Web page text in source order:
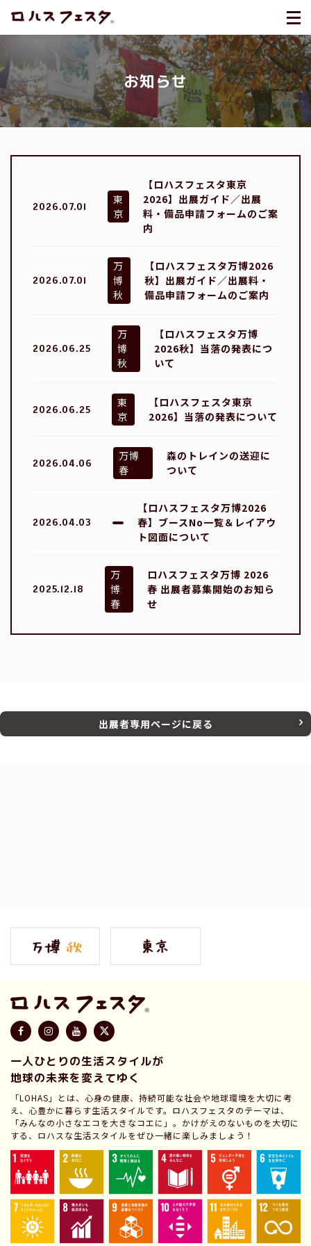
お知らせ
2026.07.01
東
京
【ロハスフェスタ東京
2026】出展ガイド／出展
料・備品申請フォームのご案
内
2026.07.01
万
博
秋
【ロハスフェスタ万博2026
秋】出展ガイド／出展料・
備品申請フォームのご案内
2026.06.25
万
博
秋
【ロハスフェスタ万博
2026秋】当落の発表につ
いて
2026.06.25
東
京
【ロハスフェスタ東京
2026】当落の発表について
2026.04.06
万博
春
森のトレインの送迎に
ついて
2026.04.03
【ロハスフェスタ万博2026
春】ブースNo一覧＆レイアウ
ト図面について
2025.12.18
万
博
春
ロハスフェスタ万博 2026
春 出展者募集開始のお知ら
せ
出展者専用ページに戻る
一人ひとりの生活スタイルが
地球の未来を変えてゆく
「LOHAS」とは、心身の健康、持続可能な社会や地球環境を大切に考
え、心豊かに暮らす生活スタイルです。ロハスフェスタのテーマは、
「みんなの小さなエコを大きなコエに」。かけがえのないものを大切に
する、ロハスな生活スタイルをぜひ一緒に楽しみましょう！